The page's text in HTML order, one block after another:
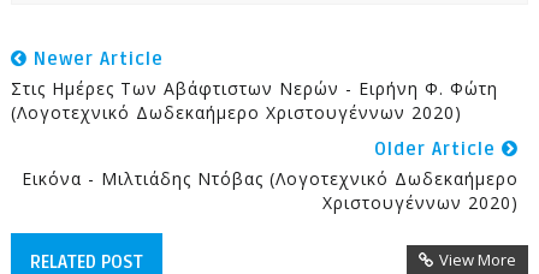
Newer Article
Στις Ημέρες Των Αβάφτιστων Νερών - Ειρήνη Φ. Φώτη
(Λογοτεχνικό Δωδεκαήμερο Χριστουγέννων 2020)
Older Article
Εικόνα - Μιλτιάδης Ντόβας (Λογοτεχνικό Δωδεκαήμερο
Χριστουγέννων 2020)
RELATED POST View More